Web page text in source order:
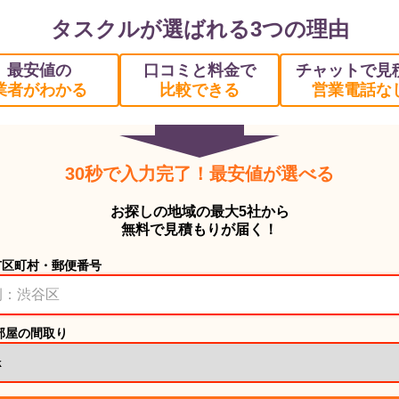
タスクルが選ばれる3つの理由
最安値の
者がわかる
口コミと料金で
比較できる
チャットで見
営業電話な
30秒で入力完了！最安値が選べる
お探しの地域の最大5社から
無料で見積もりが届く！
町村・郵便番号
の間取り